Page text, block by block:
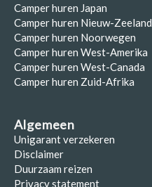
Camper huren Japan
Camper huren Nieuw-Zeeland
Camper huren Noorwegen
Camper huren West-Amerika
Camper huren West-Canada
Camper huren Zuid-Afrika
Algemeen
Unigarant verzekeren
Disclaimer
Duurzaam reizen
Privacy statement